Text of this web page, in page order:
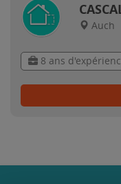
Auch
8 ans